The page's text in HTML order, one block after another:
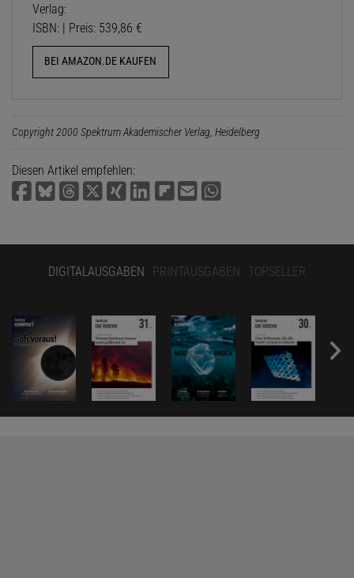
Verlag:
ISBN: | Preis: 539,86 €
BEI AMAZON.DE KAUFEN
Copyright 2000 Spektrum Akademischer Verlag, Heidelberg
Diesen Artikel empfehlen:
DIGITALAUSGABEN PRINTAUSGABEN TOPSELLER